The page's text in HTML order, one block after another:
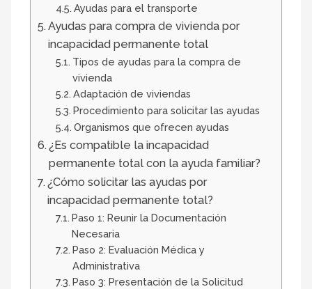
Ayudas para el transporte
Ayudas para compra de vivienda por
incapacidad permanente total
Tipos de ayudas para la compra de
vivienda
Adaptación de viviendas
Procedimiento para solicitar las ayudas
Organismos que ofrecen ayudas
¿Es compatible la incapacidad
permanente total con la ayuda familiar?
¿Cómo solicitar las ayudas por
incapacidad permanente total?
Paso 1: Reunir la Documentación
Necesaria
Paso 2: Evaluación Médica y
Administrativa
Paso 3: Presentación de la Solicitud